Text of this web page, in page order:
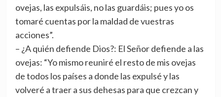
ovejas, las expulsáis, no las guardáis; pues yo os
tomaré cuentas por la maldad de vuestras
acciones”.
– ¿A quién defiende Dios?: El Señor defiende a las
ovejas: “Yo mismo reuniré el resto de mis ovejas
de todos los países a donde las expulsé y las
volveré a traer a sus dehesas para que crezcan y